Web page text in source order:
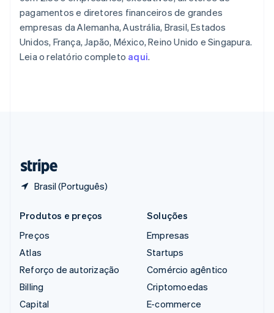
pagamentos e diretores financeiros de grandes
empresas da Alemanha, Austrália, Brasil, Estados
Unidos, França, Japão, México, Reino Unido e Singapura.
Leia o relatório completo aqui.
Brasil (Português)
English
República Tcheca
English
Romênia
English
Produtos e preços
Preços
Atlas
Reforço de autorização
Billing
Capital
Soluções
Empresas
Startups
Comércio agêntico
Criptomoedas
E-commerce